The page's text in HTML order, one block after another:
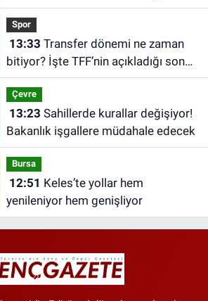
Spor
13:33
bitiyor? İşte TFF’nin açıkladığı son
tarih
Çevre
13:23
Bakanlık işgallere müdahale edecek
Bursa
12:51
yenileniyor hem genişliyor